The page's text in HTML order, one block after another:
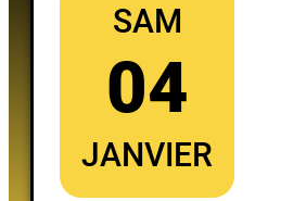
SAM
04
JANVIER